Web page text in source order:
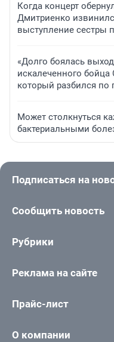
Когда концерт
Дмитриенко
выступление сестры
«Долго боялась
искалеченного
который разбился по
Может столкнуться
бактериальными
Подписаться на
Сообщить новость
Рубрики
Реклама на сайте
Прайс-лист
О компании